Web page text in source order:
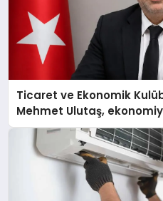
Ticaret ve Ekonomik
Mehmet Ulutaş,
açıklamada şunları